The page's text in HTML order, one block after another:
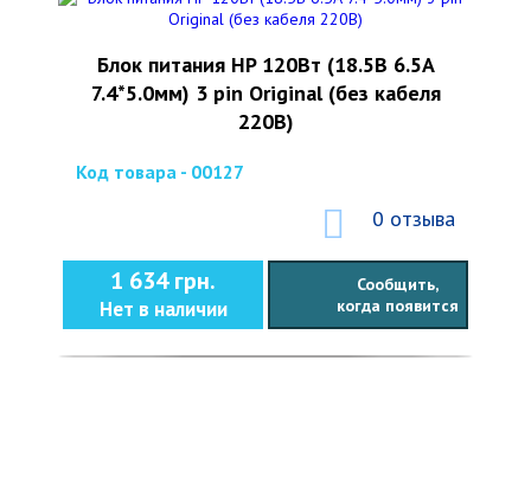
Блок питания HP 120Вт (18.5В 6.5А
7.4*5.0мм) 3 pin Original (без кабеля
220В)
Код товара - 00127
0 отзыва
1 634 грн.
Нет в наличии
Сообщить,
когда появится